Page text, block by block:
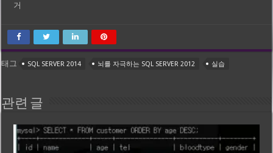
거
태그 SQL SERVER 2014 뇌를 자극하는 SQL SERVER 2012 실습
관련 글